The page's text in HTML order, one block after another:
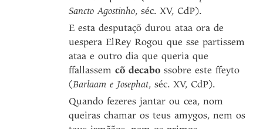
Sancto Agostinho, séc. XV, CdP).
E esta desputaçõ durou ataa ora de
uespera ElRey Rogou que sse partissem
ataa e outro dia que queria que
ffallassemcõ decabo ssobre este ffeyto
(Barlaam e Josephat, séc. XV, CdP).
Quando fezeres jantar ou cea, nom
queiras chamar os teus amygos, nem os